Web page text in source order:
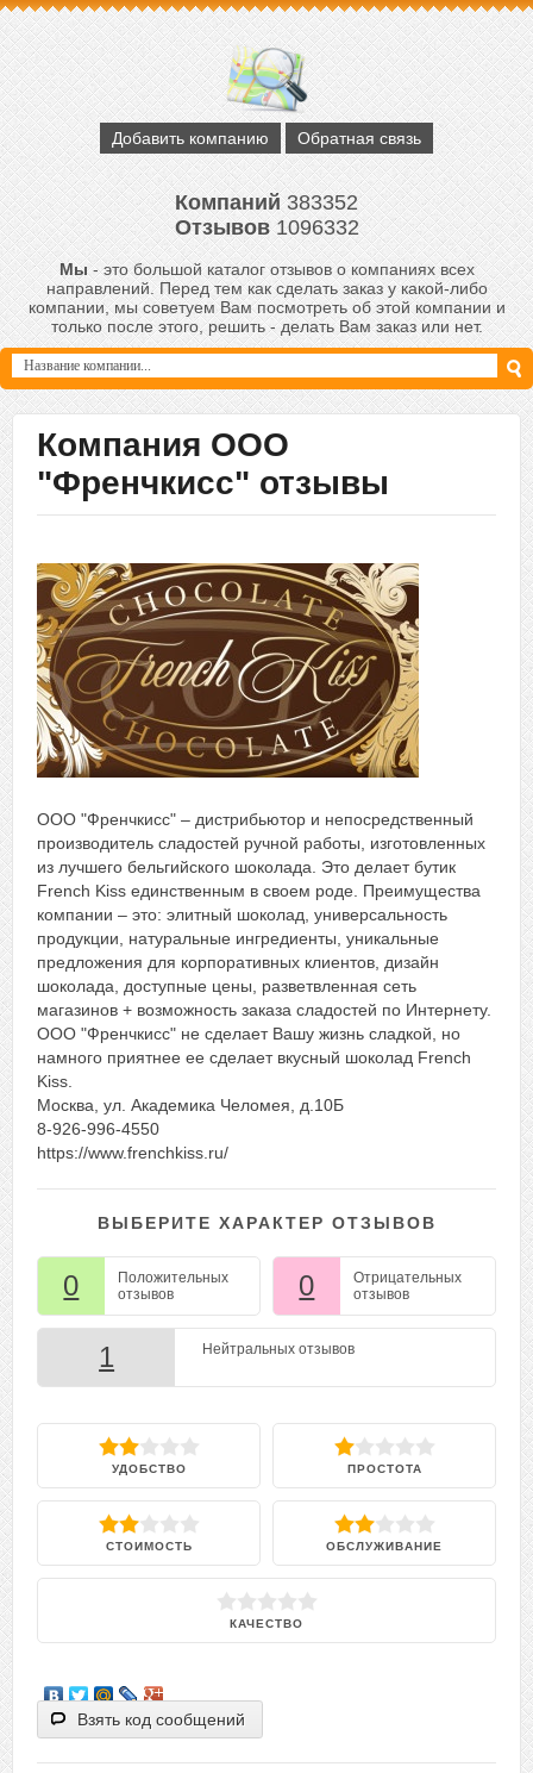
Добавить компанию Обратная связь
Компаний383352
Отзывов1096332
Мы- это большой каталог отзывов о компаниях всех
направлений. Перед тем как сделать заказ у какой-либо
компании, мы советуем Вам посмотреть об этой компании и
только после этого, решить - делать Вам заказ или нет.
Компания ООО
"Френчкисс" отзывы
ООО "Френчкисс" – дистрибьютор и непосредственный
производитель сладостей ручной работы, изготовленных
из лучшего бельгийского шоколада. Это делает бутик
French Kiss единственным в своем роде. Преимущества
компании – это: элитный шоколад, универсальность
продукции, натуральные ингредиенты, уникальные
предложения для корпоративных клиентов, дизайн
шоколада, доступные цены, разветвленная сеть
магазинов + возможность заказа сладостей по Интернету.
ООО "Френчкисс" не сделает Вашу жизнь сладкой, но
намного приятнее ее сделает вкусный шоколад French
Kiss.
Москва, ул. Академика Челомея, д.10Б
8-926-996-4550
https://www.frenchkiss.ru/
ВЫБЕРИТЕ ХАРАКТЕР ОТЗЫВОВ
0
Положительных
отзывов
0
Отрицательных
отзывов
1 Нейтральных отзывов
УДОБСТВО ПРОСТОТА
СТОИМОСТЬ ОБСЛУЖИВАНИЕ
КАЧЕСТВО
Взять код сообщений